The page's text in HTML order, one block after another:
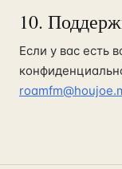
10.
Если у вас есть